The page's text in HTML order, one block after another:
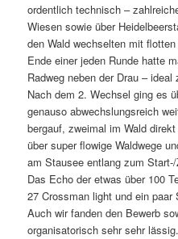
ordentlich technisch –
Wiesen sowie über
den Wald wechselten mit
Ende einer jeden Runde hatte
Radweg neben der Drau –
Nach dem 2. Wechsel ging es
genauso abwechslungsreich
bergauf, zweimal im Wald
über super flowige Waldwege
am Stausee entlang zum
Das Echo der etwas über 100
27 Crossman light und ein
Auch wir fanden den Bewerb
organisatorisch sehr sehr lässig.